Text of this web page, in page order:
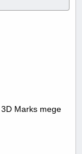
Marks mege